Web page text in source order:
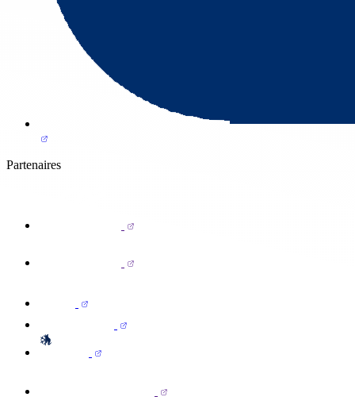
Partenaires